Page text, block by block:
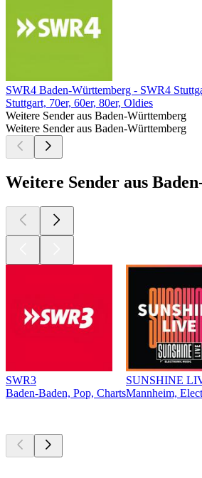
SWR4 Baden-Württemberg - SWR4
Stuttgart, 70er, 60er, 80er, Oldies
Weitere Sender aus Baden-Württemberg
Weitere Sender aus Baden-Württemberg
Weitere Sender aus
SWR3
Baden-Baden, Pop, Charts
SUNSHINE
Mannheim,